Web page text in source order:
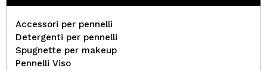
Accessori per pennelli
Detergenti per pennelli
Spugnette per makeup
Pennelli Viso